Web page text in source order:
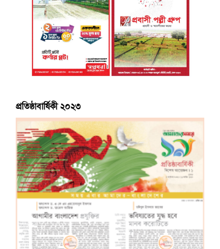
প্রতিষ্ঠাবার্ষিকী ২০২৩